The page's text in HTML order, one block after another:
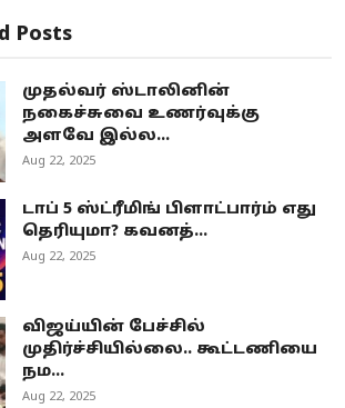
Posts
முதல்வர் ஸ்டாலினின்
நகைச்சுவை உணர்வுக்கு
அளவே இல்ல...
Aug 22, 2025
டாப் 5 ஸ்ட்ரீமிங் பிளாட்பார்ம் எது
தெரியுமா? கவனத்...
Aug 22, 2025
விஜய்யின் பேச்சில்
முதிர்ச்சியில்லை.. கூட்டணியை
நம...
Aug 22, 2025